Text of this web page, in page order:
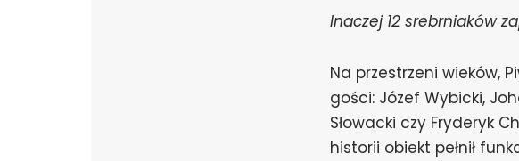
Inaczej 12 srebrniaków
Na przestrzeni wieków,
gości: Józef Wybicki,
Słowacki czy Fryderyk
historii obiekt pełnił